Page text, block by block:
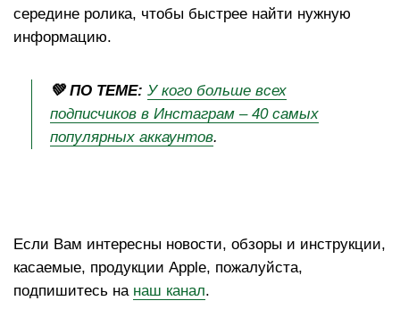
середине ролика, чтобы быстрее найти нужную
информацию.
💚 ПО ТЕМЕ: У кого больше всех
подписчиков в Инстаграм – 40 самых
популярных аккаунтов.
Если Вам интересны новости, обзоры и инструкции,
касаемые, продукции Apple, пожалуйста,
подпишитесь на наш канал.